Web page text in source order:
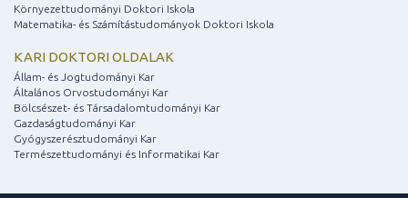
Környezettudományi Doktori Iskola
Matematika- és Számítástudományok Doktori Iskola
KARI DOKTORI OLDALAK
Állam- és Jogtudományi Kar
Általános Orvostudományi Kar
Bölcsészet- és Társadalomtudományi Kar
Gazdaságtudományi Kar
Gyógyszerésztudományi Kar
Természettudományi és Informatikai Kar